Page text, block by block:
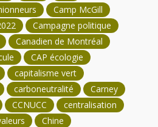
Camp McGill
Campagne politique
Canadien de Montréal
CAP écologie
capitalisme vert
carboneutralité
Carney
CCNUCC
centralisation
Chine